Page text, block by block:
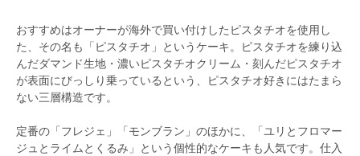
おすすめはオーナーが海外で買い付けしたピスタチオを使用し
た、その名も「ピスタチオ」というケーキ。ピスタチオを練り込
んだダマンド生地・濃いピスタチオクリーム・刻んだピスタチオ
が表面にびっしり乗っているという、ピスタチオ好きにはたまら
ない三層構造です。
定番の「フレジェ」「モンブラン」のほかに、「ユリとフロマー
ジュとライムとくるみ」という個性的なケーキも人気です。仕入